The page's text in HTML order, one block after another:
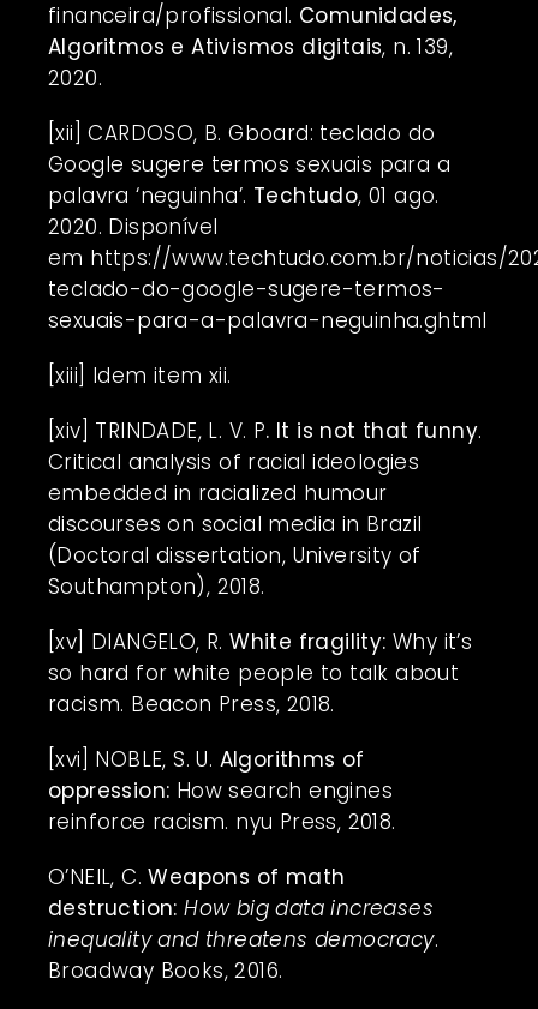
financeira/profissional. Comunidades,
Algoritmos e Ativismos digitais, n. 139,
2020.
[xii] CARDOSO, B. Gboard: teclado do
Google sugere termos sexuais para a
palavra ‘neguinha’. Techtudo, 01 ago.
2020. Disponível
em https://www.techtudo.com.br/noticias/
teclado-do-google-sugere-termos-
sexuais-para-a-palavra-neguinha.ghtml
[xiii] Idem item xii.
[xiv] TRINDADE, L. V. P. It is not that funny.
Critical analysis of racial ideologies
embedded in racialized humour
discourses on social media in Brazil
(Doctoral dissertation, University of
Southampton), 2018.
[xv] DIANGELO, R.White fragility: Why it’s
so hard for white people to talk about
racism. Beacon Press, 2018.
[xvi] NOBLE, S. U. Algorithms of
oppression: How search engines
reinforce racism. nyu Press, 2018.
O’NEIL, C.Weapons of math
destruction: How big data increases
inequality and threatens democracy.
Broadway Books, 2016.